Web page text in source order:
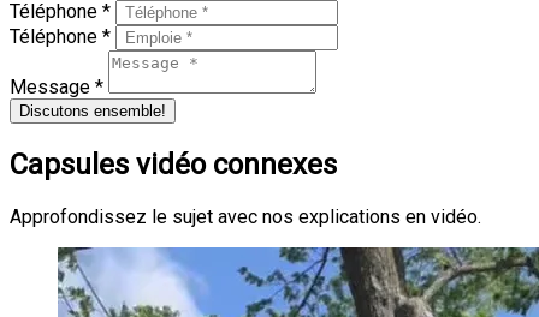
Téléphone *
Téléphone *
Message *
Discutons ensemble!
Capsules vidéo connexes
Approfondissez le sujet avec nos explications en vidéo.